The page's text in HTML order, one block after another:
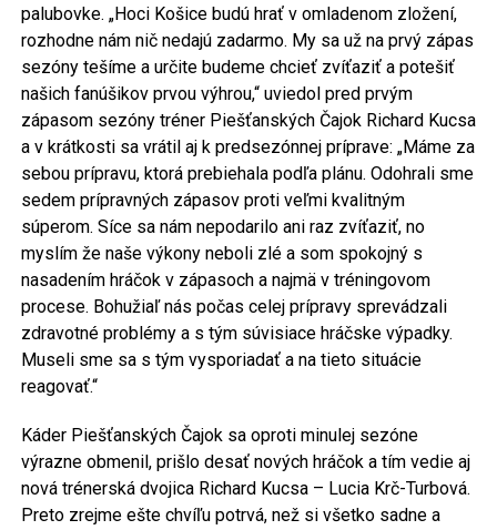
palubovke. „Hoci Košice budú hrať v omladenom zložení,
rozhodne nám nič nedajú zadarmo. My sa už na prvý zápas
sezóny tešíme a určite budeme chcieť zvíťaziť a potešiť
našich fanúšikov prvou výhrou,“ uviedol pred prvým
zápasom sezóny tréner Piešťanských Čajok Richard Kucsa
a v krátkosti sa vrátil aj k predsezónnej príprave: „Máme za
sebou prípravu, ktorá prebiehala podľa plánu. Odohrali sme
sedem prípravných zápasov proti veľmi kvalitným
súperom. Síce sa nám nepodarilo ani raz zvíťaziť, no
myslím že naše výkony neboli zlé a som spokojný s
nasadením hráčok v zápasoch a najmä v tréningovom
procese. Bohužiaľ nás počas celej prípravy sprevádzali
zdravotné problémy a s tým súvisiace hráčske výpadky.
Museli sme sa s tým vysporiadať a na tieto situácie
reagovať.“
Káder Piešťanských Čajok sa oproti minulej sezóne
výrazne obmenil, prišlo desať nových hráčok a tím vedie aj
nová trénerská dvojica Richard Kucsa – Lucia Krč-Turbová.
Preto zrejme ešte chvíľu potrvá, než si všetko sadne a